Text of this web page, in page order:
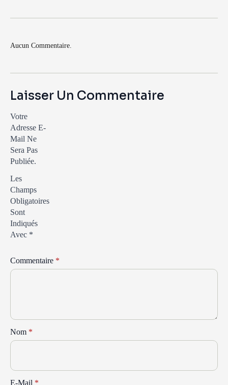
Aucun Commentaire.
Laisser Un Commentaire
Votre
Adresse E-
Mail Ne
Sera Pas
Publiée.
Les
Champs
Obligatoires
Sont
Indiqués
Avec *
Commentaire *
Nom *
E-Mail *